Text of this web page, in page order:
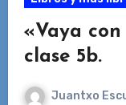
«Vaya
clase 5b.
Juantxo